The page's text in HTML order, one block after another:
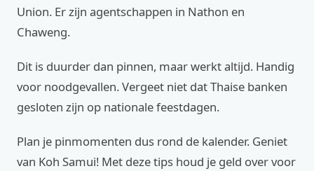
Union. Er zijn agentschappen in Nathon en
Chaweng.
Dit is duurder dan pinnen, maar werkt altijd. Handig
voor noodgevallen. Vergeet niet dat Thaise banken
gesloten zijn op nationale feestdagen.
Plan je pinmomenten dus rond de kalender. Geniet
van Koh Samui! Met deze tips houd je geld over voor